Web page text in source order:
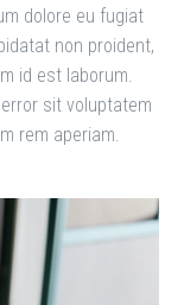
dolore eu fugiat
non proident,
id est laborum.
sit voluptatem
rem aperiam.